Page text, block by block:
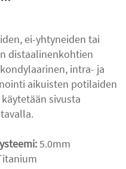
ei-yhtyneiden tai
distaalinenkohtien
intra- ja
aikuisten potilaiden
sivusta
5.0mm